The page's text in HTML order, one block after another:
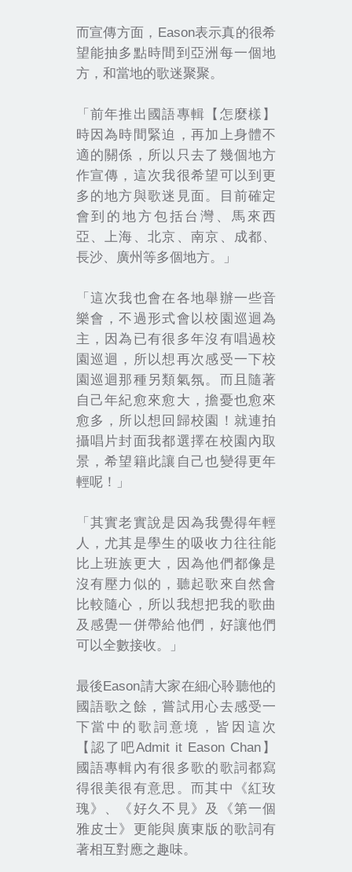
而宣傳方面， Eason表示真的很希
望能抽多點時間到亞洲每一個地
方，和當地的歌迷聚聚。
「前年推出國語專輯【怎麼樣】
時因為時間緊迫，再加上身體不
適的關係，所以只去了幾個地方
作宣傳，這次我很希望可以到更
多的地方與歌迷見面。目前確定
會到的地方包括台灣、馬來西
亞、上海、北京、南京、成都、
長沙、廣州等多個地方。
」
「這次我也會在各地舉辦一些音
樂會，不過形式會以校園巡迴為
主，因為已有很多年沒有唱過校
園巡迴，所以想再次感受一下校
園巡迴那種另類氣氛。而且隨著
自己年紀愈來愈大，擔憂也愈來
愈多，所以想回歸校園！就連拍
攝唱片封面我都選擇在校園內取
景，希望籍此讓自己也變得更年
輕呢！」
「其實老實說是因為我覺得年輕
人，尤其是學生的吸收力往往能
比上班族更大，因為他們都像是
沒有壓力似的，聽起歌來自然會
比較隨心，所以我想把我的歌曲
及感覺一併帶給他們，好讓他們
可以全數接收。」
最後Eason請大家在細心聆聽他的
國語歌之餘，嘗試用心去感受一
下當中的歌詞意境，皆因這次
【認了吧Admit it Eason Chan 】
國語專輯內有很多歌的歌詞都寫
得很美很有意思。而其中
《紅玫
瑰》 、 《好久不見》 及 《第一個
雅皮士》 更能與廣東版的歌詞有
著相互對應之趣味。